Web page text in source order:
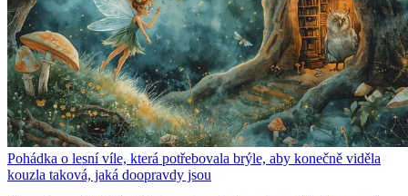
Pohádka o lesní víle, která potřebovala brýle, aby konečně viděla
kouzla taková, jaká doopravdy jsou